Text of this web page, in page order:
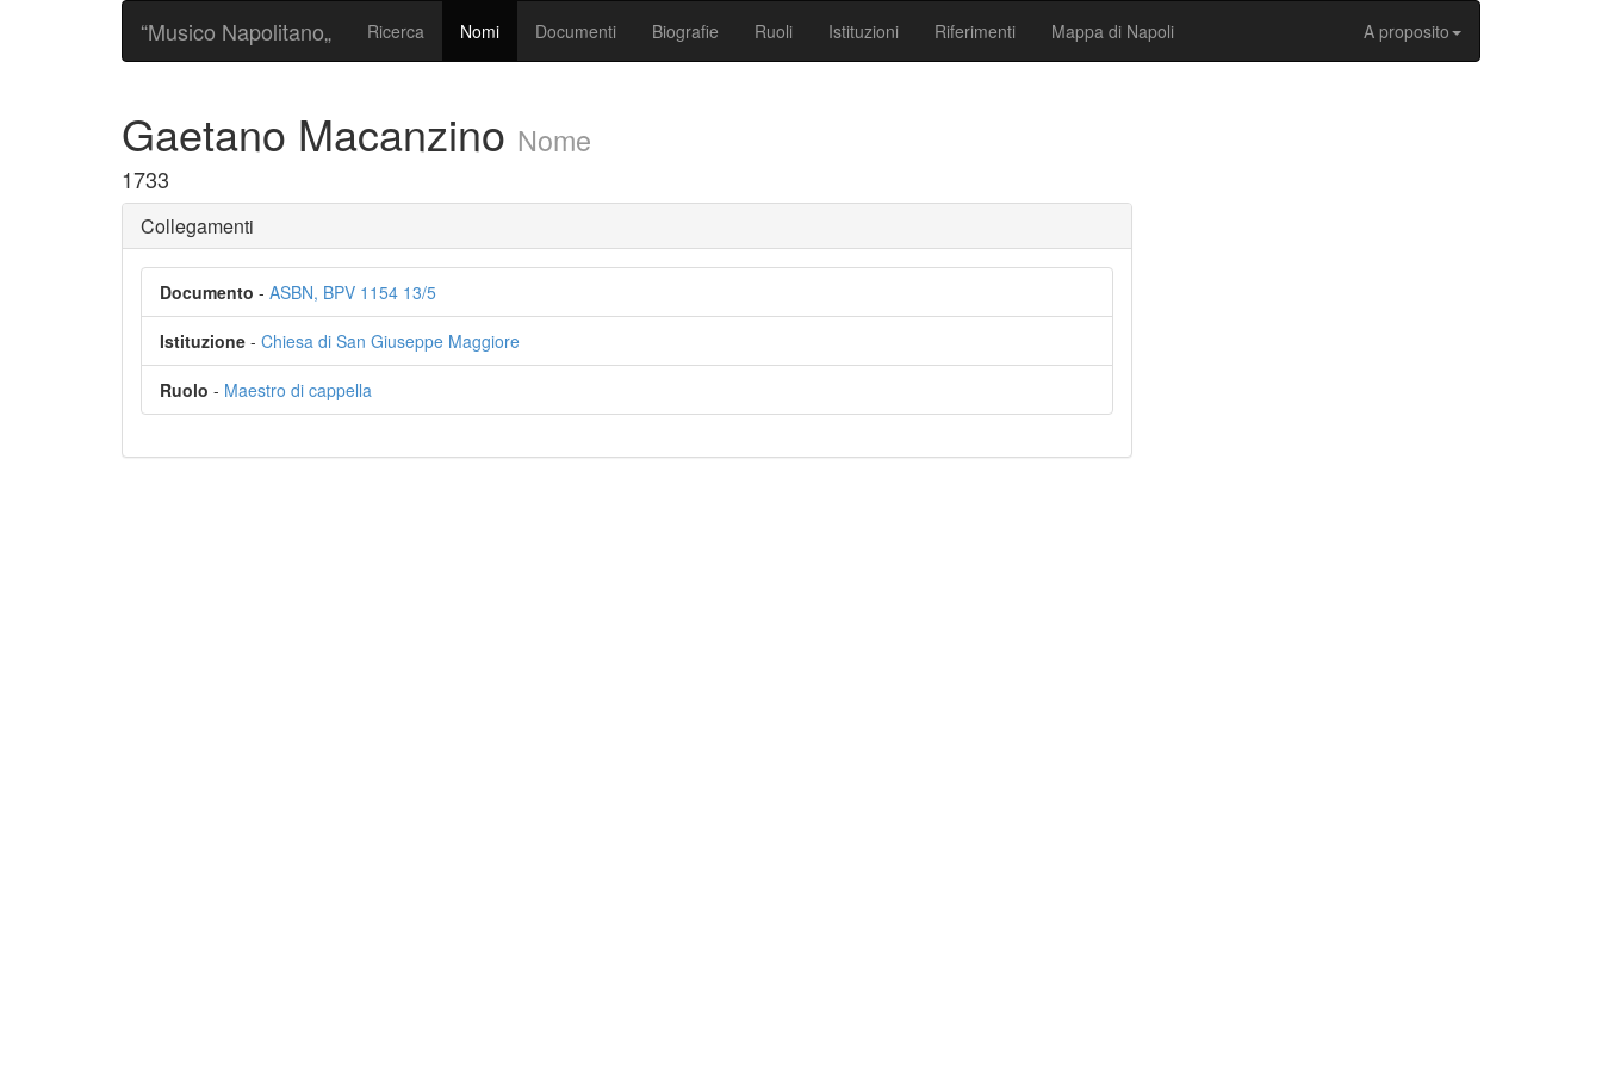
“Musico Napolitano„ Ricerca Nomi Documenti Biografie Ruoli Istituzioni Riferimenti Mappa di Napoli A proposito
Gaetano Macanzino Nome
1733
Collegamenti
Documento - ASBN, BPV 1154 13/5
Istituzione - Chiesa di San Giuseppe Maggiore
Ruolo - Maestro di cappella